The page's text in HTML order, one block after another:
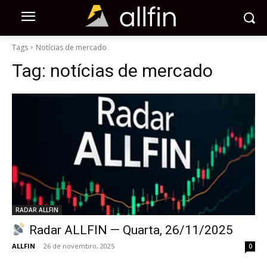
Tags Notícias de mercado
Tag: notícias de mercado
RADAR ALLFIN
Radar ALLFIN — Quarta, 26/11/2025
ALLFIN - 26 de novembro, 2025 0